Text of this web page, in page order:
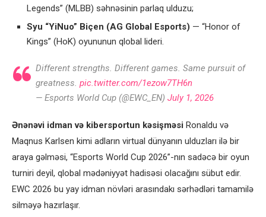
Legends” (MLBB) səhnəsinin parlaq ulduzu;
Syu “YiNuo” Biçen (AG Global Esports) — “Honor of
Kings” (HoK) oyununun qlobal lideri.
Different strengths. Different games. Same pursuit of
greatness. pic.twitter.com/1ezow7TH6n
— Esports World Cup (@EWC_EN) July 1, 2026
Ənənəvi idman və kibersportun kəsişməsi Ronaldu və
Maqnus Karlsen kimi adların virtual dünyanın ulduzları ilə bir
araya gəlməsi, “Esports World Cup 2026”-nın sadəcə bir oyun
turniri deyil, qlobal mədəniyyət hadisəsi olacağını sübut edir.
EWC 2026 bu yay idman növləri arasındakı sərhədləri tamamilə
silməyə hazırlaşır.